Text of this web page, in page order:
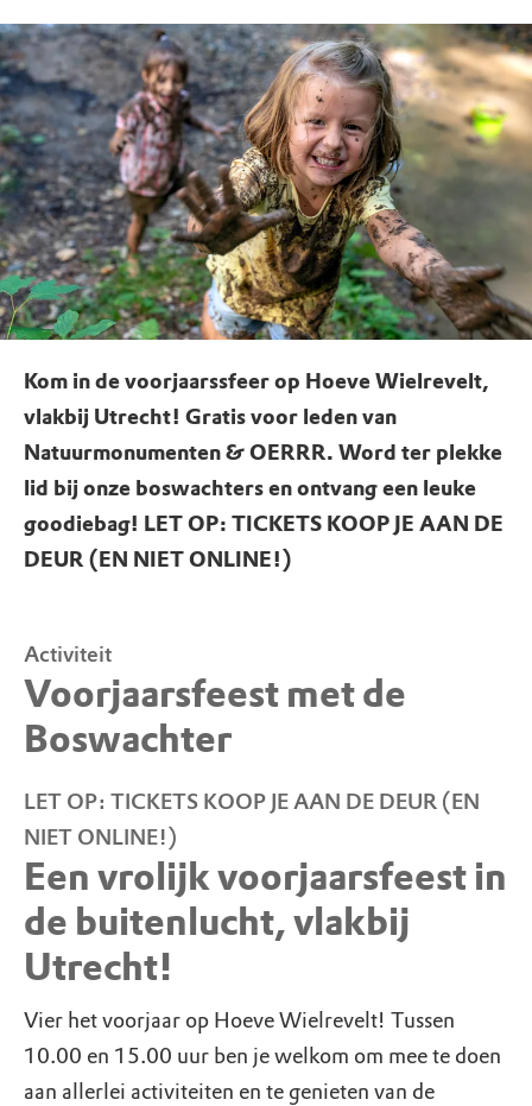
Kom in de voorjaarssfeer op Hoeve Wielrevelt,
vlakbij Utrecht! Gratis voor leden van
Natuurmonumenten & OERRR. Word ter plekke
lid bij onze boswachters en ontvang een leuke
goodiebag! LET OP: TICKETS KOOP JE AAN DE
DEUR (EN NIET ONLINE!)
Activiteit
Voorjaarsfeest met de
Boswachter
LET OP: TICKETS KOOP JE AAN DE DEUR (EN
NIET ONLINE!)
Een vrolijk voorjaarsfeest in
de buitenlucht, vlakbij
Utrecht!
Vier het voorjaar op Hoeve Wielrevelt! Tussen
10.00 en 15.00 uur ben je welkom om mee te doen
aan allerlei activiteiten en te genieten van de